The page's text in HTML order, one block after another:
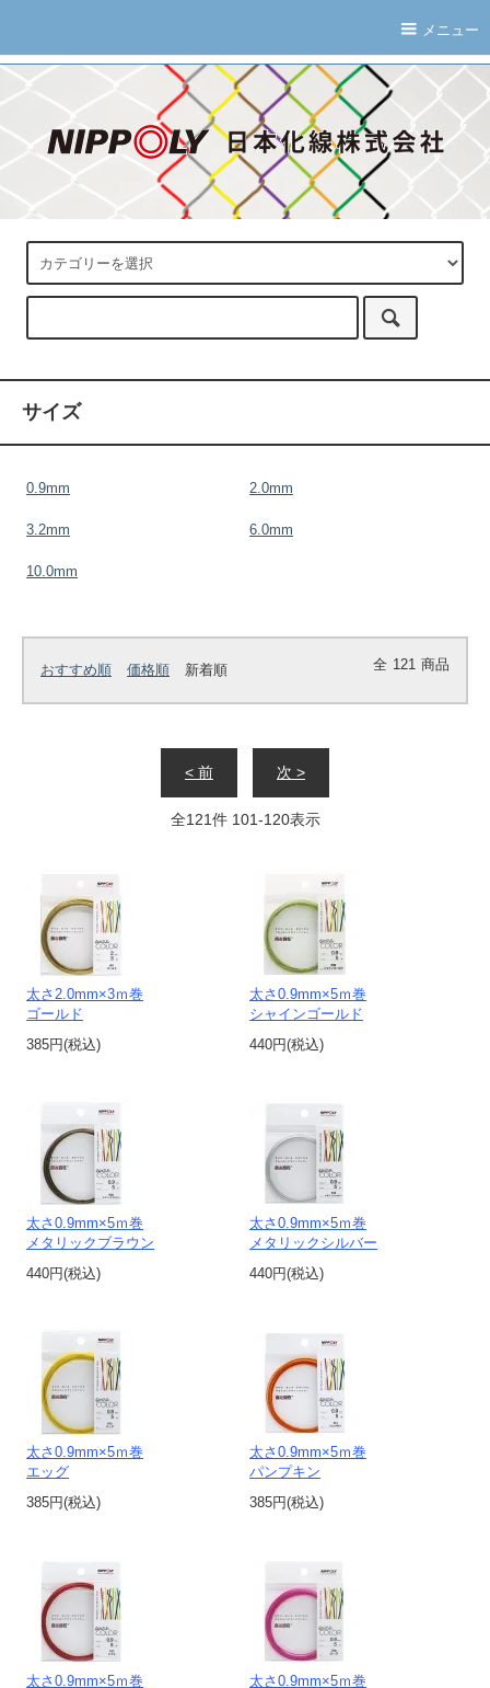
メニュー
サイズ
0.9mm 2.0mm
3.2mm 6.0mm
10.0mm
おすすめ順 価格順 新着順 全 121 商品
< 前 次 >
全121件 101-120表示
太さ2.0mm×3ｍ巻
ゴールド
385円(税込)
太さ0.9mm×5ｍ巻
シャインゴールド
440円(税込)
太さ0.9mm×5ｍ巻
メタリックブラウン
440円(税込)
太さ0.9mm×5ｍ巻
メタリックシルバー
440円(税込)
太さ0.9mm×5ｍ巻
エッグ
385円(税込)
太さ0.9mm×5ｍ巻
パンプキン
385円(税込)
太さ0.9mm×5ｍ巻
太さ0.9mm×5ｍ巻